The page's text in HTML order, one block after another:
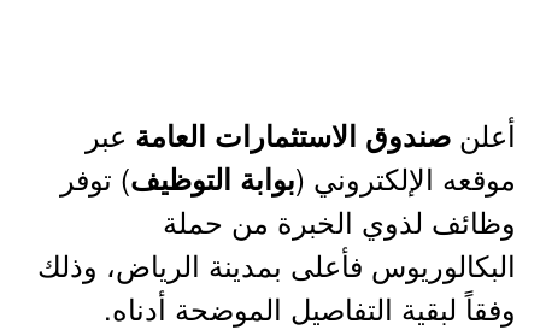
أعلن صندوق الاستثمارات العامة عبر
موقعه الإلكتروني (بوابة التوظيف) توفر
وظائف لذوي الخبرة من حملة
البكالوريوس فأعلى بمدينة الرياض، وذلك
وفقاً لبقية التفاصيل الموضحة أدناه.